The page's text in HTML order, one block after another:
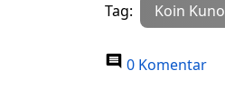
Tag: Koin Kuno
0 Komentar